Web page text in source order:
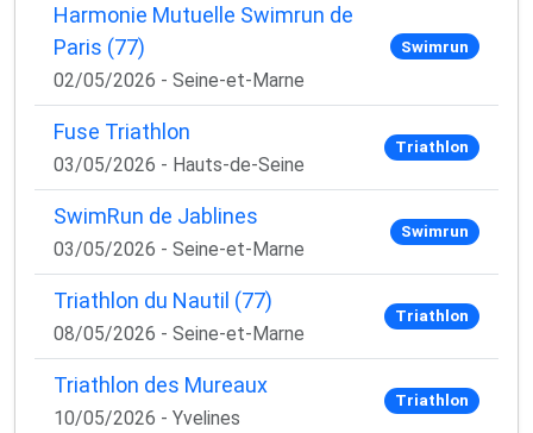
Harmonie Mutuelle Swimrun de
Paris (77)
02/05/2026 - Seine-et-Marne
Swimrun
Fuse Triathlon
03/05/2026 - Hauts-de-Seine
Triathlon
SwimRun de Jablines
03/05/2026 - Seine-et-Marne
Swimrun
Triathlon du Nautil (77)
08/05/2026 - Seine-et-Marne
Triathlon
Triathlon des Mureaux
10/05/2026 - Yvelines
Triathlon